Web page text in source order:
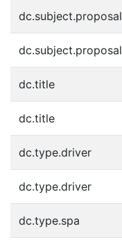
dc.subject.proposal
dc.subject.proposal
dc.title
dc.title
dc.type.driver
dc.type.driver
dc.type.spa